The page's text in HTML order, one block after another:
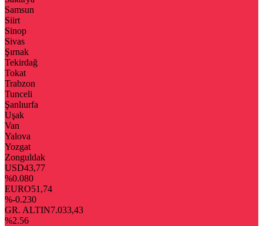
Samsun
Siirt
Sinop
Sivas
Şırnak
Tekirdağ
Tokat
Trabzon
Tunceli
Şanlıurfa
Uşak
Van
Yalova
Yozgat
Zonguldak
USD43,77
%0.080
EURO51,74
%-0.230
GR. ALTIN7.033,43
%2.56